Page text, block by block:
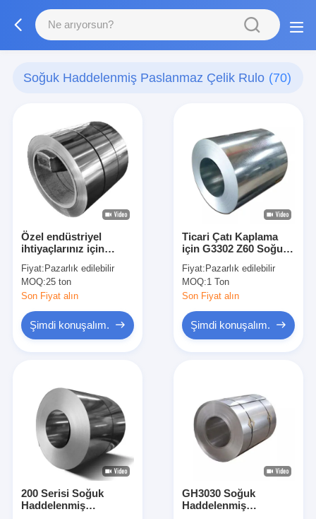
Soğuk Haddelenmiş Paslanmaz Çelik Rulo (70)
Özel endüstriyel
ihtiyaçlarınız için
yuvarlanmış
paslanmaz çelik bobini
Fiyat: Pazarlık edilebilir
MOQ:25 ton
Son Fiyat alın
Şimdi konuşalım.
Ticari Çatı Kaplama
için G3302 Z60 Soğuk
Galvanizli Çelik Rulo
Dx52d
Fiyat: Pazarlık edilebilir
MOQ:1 Ton
Son Fiyat alın
Şimdi konuşalım.
200 Serisi Soğuk
Haddelenmiş
GH3030 Soğuk
Haddelenmiş